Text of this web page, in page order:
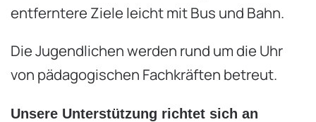
entferntere Ziele leicht mit Bus und Bahn.
Die Jugendlichen werden rund um die Uhr
von pädagogischen Fachkräften betreut.
Unsere Unterstützung richtet sich an